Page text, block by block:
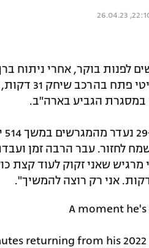
לפנות בוקר, אחרי ניתוח
של
לחזור. עבר הרבה זמן
שאני זקוק לעוד קצת
אני רק רוצה להמשיך".
A moment
returning from his